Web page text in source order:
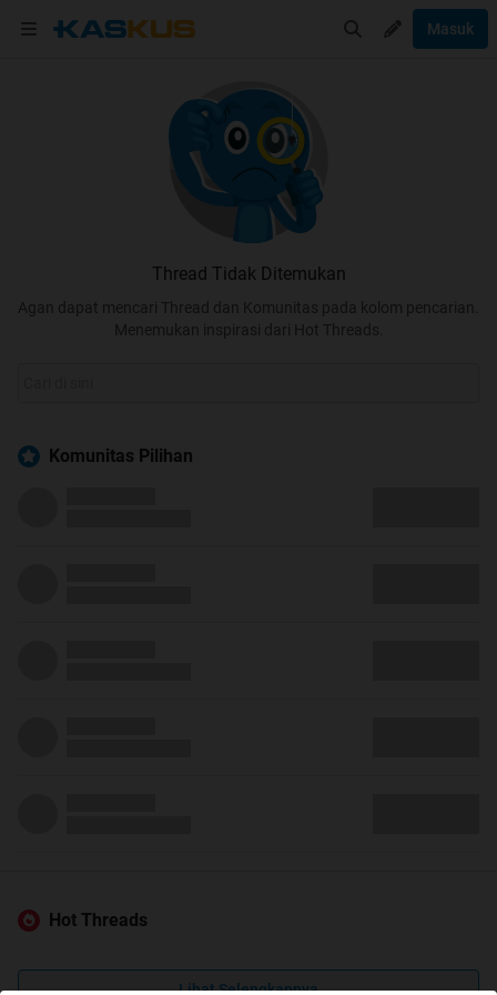
Masuk
Thread Tidak Ditemukan
Agan dapat mencari Thread dan Komunitas pada kolom pencarian.
Menemukan inspirasi dari Hot Threads.
Komunitas Pilihan
Hot Threads
Lihat Selengkapnya